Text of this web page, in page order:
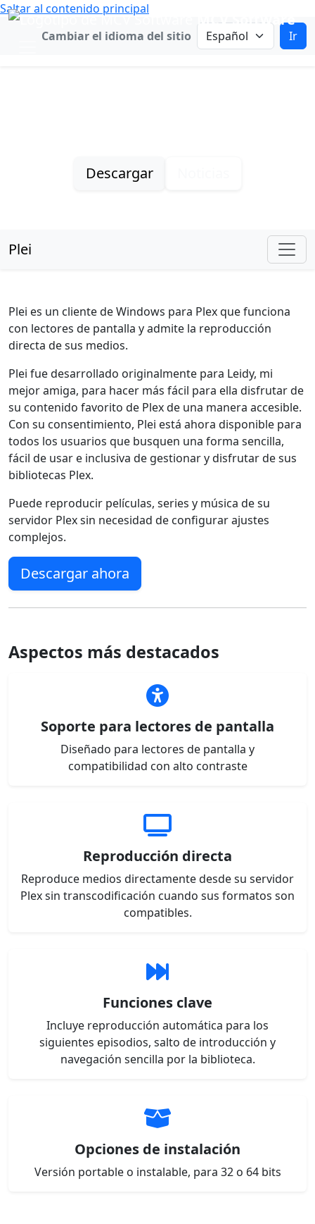
Saltar al contenido principal
MCV Software
Cambiar idioma
Cambiar el idioma del sitio Ir
Descargar
Navegación de Plei
Plei
Plei es un cliente de Windows para Plex que funciona
con lectores de pantalla y admite la reproducción
directa de sus medios.
Plei fue desarrollado originalmente para Leidy, mi
mejor amiga, para hacer más fácil para ella disfrutar de
su contenido favorito de Plex de una manera accesible.
Con su consentimiento, Plei está ahora disponible para
todos los usuarios que busquen una forma sencilla,
fácil de usar e inclusiva de gestionar y disfrutar de sus
bibliotecas Plex.
Puede reproducir películas, series y música de su
servidor Plex sin necesidad de configurar ajustes
complejos.
Descargar ahora
Aspectos más destacados
Soporte para lectores de pantalla
Diseñado para lectores de pantalla y
compatibilidad con alto contraste
Reproducción directa
Reproduce medios directamente desde su servidor
Plex sin transcodificación cuando sus formatos son
compatibles.
Funciones clave
Incluye reproducción automática para los
siguientes episodios, salto de introducción y
navegación sencilla por la biblioteca.
Opciones de instalación
Versión portable o instalable, para 32 o 64 bits